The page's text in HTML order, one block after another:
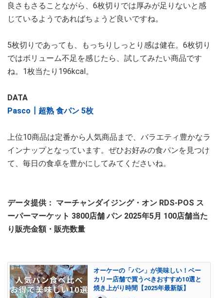
良さもさることながら、6枚切りでは厚みが足りないと感
じているようであればちょうど良いですね。
5枚切りであっても、もっちりしっとり感は健在。6枚切り
ではボリューム不足を感じたら、試してみたい商品です
ね。1枚当たり196kcal。
DATA
Pasco┃超熟 食パン 5枚
上位10商品は定番から人気商品まで、バラエティ豊かなラ
インナップとなっています。ぜひお好みの食パンを見つけ
て、毎日の食卓を豊かにしてみてくださいね。
データ提供： マーチャンダイジング・オン RDS-POS ス
ーパーマーケット 3800店舗 パン 2025年5月 100店舗当た
り販売金額・販売数量
オーケーの「パン」が美味しい！ベー
カリー店舗で買うべきおすすめ10選と
焼き上がり時間【2025年最新版】